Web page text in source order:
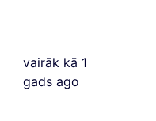
vairāk kā 1
gads ago